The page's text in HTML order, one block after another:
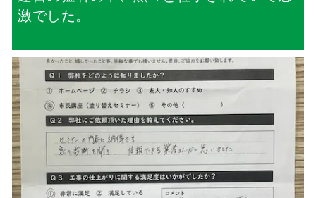
激でした。